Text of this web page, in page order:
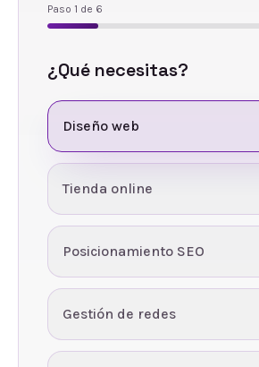
Paso 1 de 6
¿Qué necesitas?
Diseño web
Tienda online
Posicionamiento SEO
Gestión de redes